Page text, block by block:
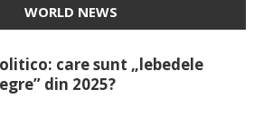
WORLD NEWS
care sunt „lebedele
din 2025?